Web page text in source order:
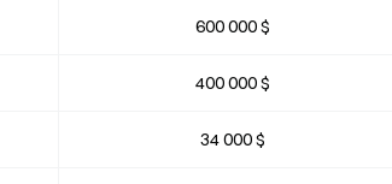
600 000 $
400 000 $
34 000 $